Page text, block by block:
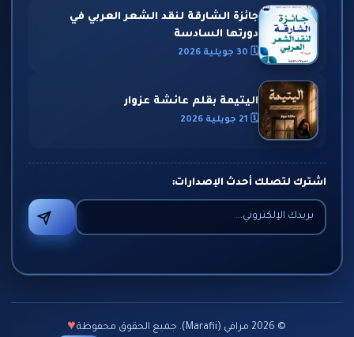
جائزة الشارقة لنقد الشعر العربي في
دورتها السادسة
🗓 30 جويلية 2026
اليتيمة بقلم عائشة عزوار
🗓 21 جويلية 2026
اشترك لتصلك أحدث الإصدارات:
©
2026 مرافي (Marafii). جميع الحقوق محفوظة ♥